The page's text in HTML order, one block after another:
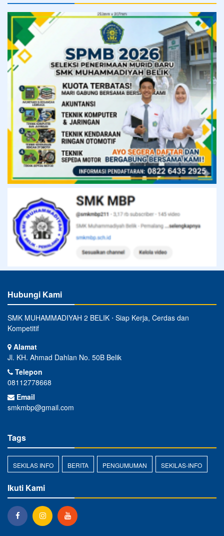
Hubungi Kami
SMK MUHAMMADIYAH 2 BELIK ⋅ Siap Kerja, Cerdas dan
Kompetitif
Alamat
Jl. KH. Ahmad Dahlan No. 50B Belik
Telepon
08112778668
Email
smkmbp@gmail.com
Tags
SEKILAS INFO BERITA PENGUMUMAN SEKILAS-INFO
Ikuti Kami